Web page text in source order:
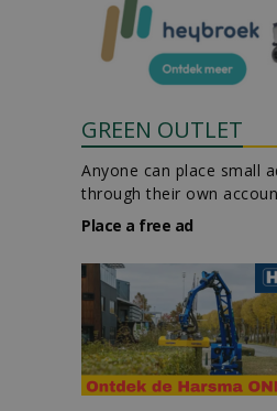
GREEN OUTLET
Anyone can place small
through their own
Place a free ad